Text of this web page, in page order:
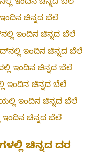
ಇಂದಿನ ಚಿನ್ನದ ಬೆಲೆ
ಇಂದಿನ ಚಿನ್ನದ ಬೆಲೆ
ಇಂದಿನ ಚಿನ್ನದ ಬೆಲೆ
ಇಂದಿನ ಚಿನ್ನದ ಬೆಲೆ
ಇಂದಿನ ಚಿನ್ನದ ಬೆಲೆ
ಇಂದಿನ ಚಿನ್ನದ ಬೆಲೆ
ಇಂದಿನ ಚಿನ್ನದ ಬೆಲೆ
ಚಿನ್ನದ ಬೆಲೆ
ಚಿನ್ನದ ದರ